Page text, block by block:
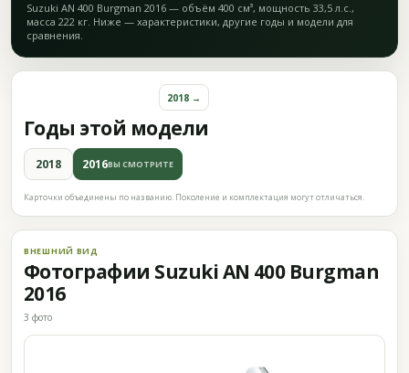
Suzuki AN 400 Burgman 2016 — объём 400 см³, мощность 33,5 л.с.,
масса 222 кг. Ниже — характеристики, другие годы и модели для
сравнения.
Годы этой модели
2018 →
2018 2016ВЫ СМОТРИТЕ
Карточки объединены по названию. Поколение и комплектация могут отличаться.
ВНЕШНИЙ ВИД
Фотографии Suzuki AN 400 Burgman
2016
3 фото